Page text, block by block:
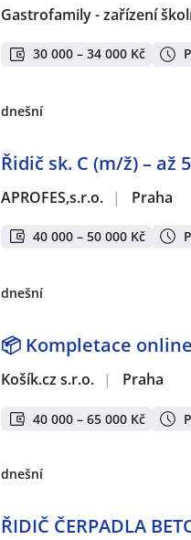
Gastrofamily - zařízení
30 000 – 34 000 Kč
dnešní
Řidič sk. C (m/ž) –
APROFES,s.r.o. | Praha
40 000 – 50 000 Kč
dnešní
📦 Kompletace
Košík.cz s.r.o. | Praha
40 000 – 65 000 Kč
dnešní
ŘIDIČ ČERPADLA